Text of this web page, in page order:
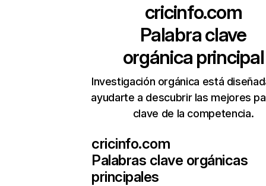
cricinfo.com
Palabra clave
orgánica principal
Investigación orgánica está
ayudarte a descubrir las mejores
clave de la competencia.
cricinfo.com
Palabras clave orgánicas
principales